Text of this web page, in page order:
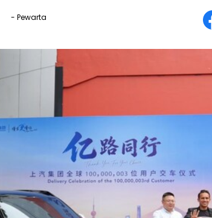
- Pewarta